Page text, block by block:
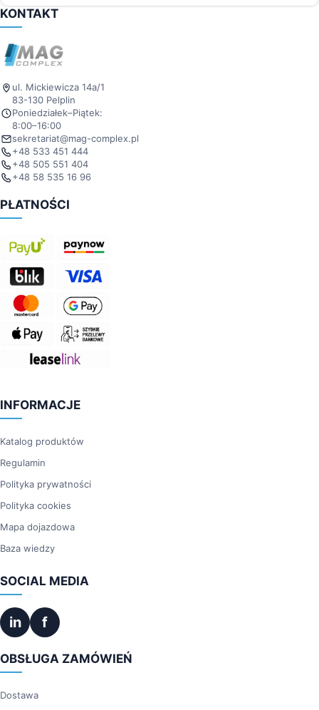
KONTAKT
ul. Mickiewicza 14a/1
83-130 Pelplin
Poniedziałek–Piątek:
8:00–16:00
sekretariat@mag-complex.pl
+48 533 451 444
+48 505 551 404
+48 58 535 16 96
PŁATNOŚCI
INFORMACJE
Katalog produktów
Regulamin
Polityka prywatności
Polityka cookies
Mapa dojazdowa
Baza wiedzy
SOCIAL MEDIA
in f
OBSŁUGA ZAMÓWIEŃ
Dostawa